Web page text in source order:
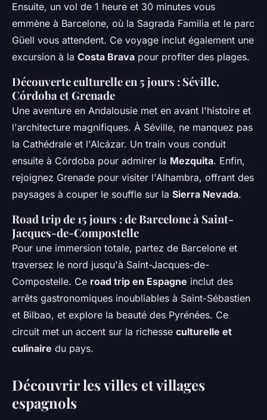
Ensuite, un vol de 1 heure et 30 minutes vous
emmène à Barcelone, où la Sagrada Familia et le parc
Güell vous attendent. Ce voyage inclut également une
excursion à la Costa Brava pour profiter des plages.
Découverte culturelle en 5 jours : Séville,
Córdoba et Grenade
Une aventure en Andalousie met en avant l'histoire et
l'architecture magnifiques. À Séville, ne manquez pas
la Cathédrale et l'Alcázar. Un train vous conduit
ensuite à Córdoba pour admirer la Mezquita. Enfin,
rejoignez Grenade pour visiter l'Alhambra, offrant des
paysages à couper le souffle sur la Sierra Nevada.
Road trip de 15 jours : de Barcelone à Saint-
Jacques-de-Compostelle
Pour une immersion totale, partez de Barcelone et
traversez le nord jusqu'à Saint-Jacques-de-
Compostelle. Ce road trip en Espagne inclut des
arrêts gastronomiques inoubliables à Saint-Sébastien
et Bilbao, et explore la beauté des Pyrénées. Ce
circuit met un accent sur la richesse culturelle et
culinaire du pays.
Découvrir les villes et villages
espagnols